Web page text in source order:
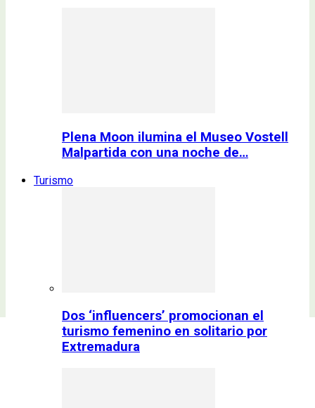
Plena Moon ilumina el Museo Vostell
Malpartida con una noche de…
Turismo
Dos ‘influencers’ promocionan el
turismo femenino en solitario por
Extremadura